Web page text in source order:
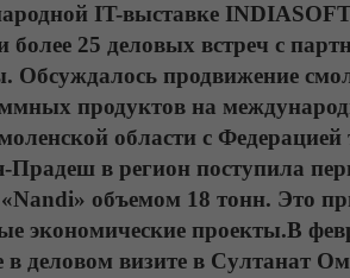
IT-выставке
более 25 деловых встреч с
Обсуждалось продвижение
продуктов на
области с
в регион поступила
объемом 18 тонн. Это
экономические проекты.В
в деловом визите в Султанат